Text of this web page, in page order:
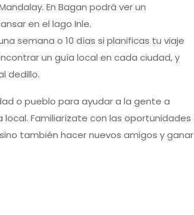
En Bagan podrá ver un
en el lago Inle.
semana o 10 días si planificas tu viaje
un guía local en cada ciudad, y
dedillo.
o pueblo para ayudar a la gente a
Familiarízate con las oportunidades
también hacer nuevos amigos y ganar